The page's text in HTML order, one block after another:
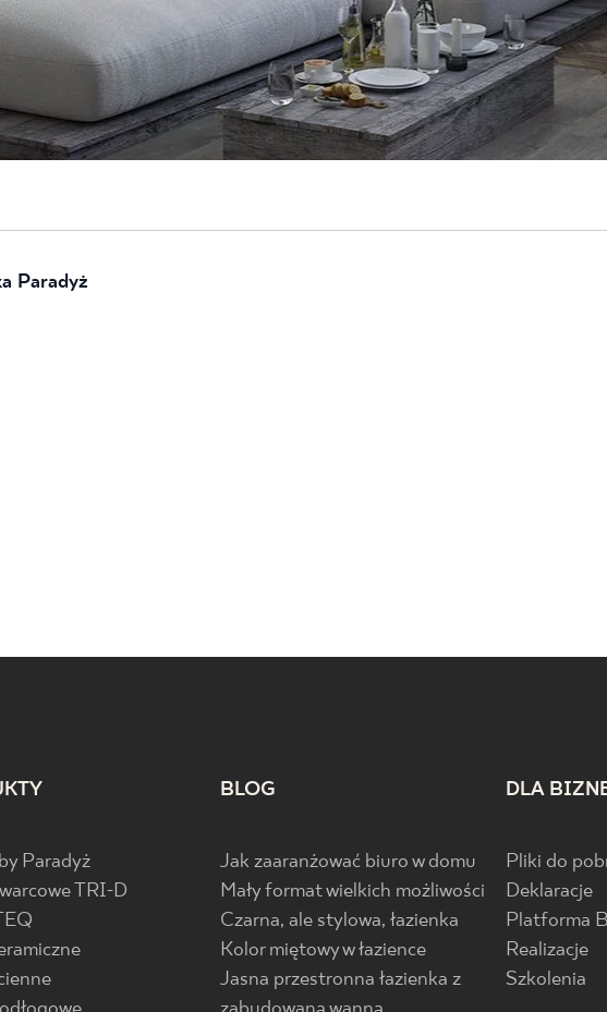
Paradyż
Paradyż
TRI-D
BLOG
Jak zaaranżować biuro w domu
Mały format wielkich możliwości
Czarna, ale stylowa, łazienka
Kolor miętowy w łazience
Jasna przestronna łazienka z
DLA
Pliki do
Deklaracje
Platforma
Realizacje
Szkolenia